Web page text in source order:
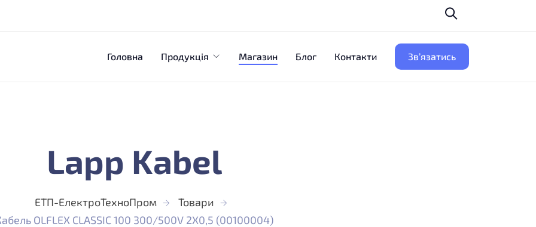
Головна Продукція Магазин Блог Контакти Зв’язатись
Lapp Kabel
ЕТП-ЕлектроТехноПром
Товари
OLFLEX CLASSIC 100 300/500V 2X0,5 (00100004)